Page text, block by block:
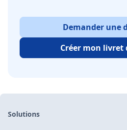
Demander une
Créer mon livret
Solutions